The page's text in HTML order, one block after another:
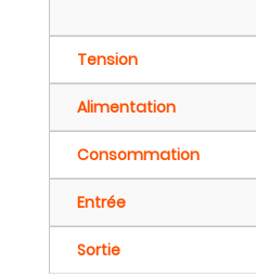
Tension
Alimentation
Consommation
Entrée
Sortie